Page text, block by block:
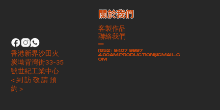
客製作品
聯絡我們
-
(852）9407 9997
4.00am.production@gmail.c
om
​關於我們
香港新界沙田火
炭坳背灣街33-35
號世紀工業中心
< 到 訪 敬 請 預
約 >